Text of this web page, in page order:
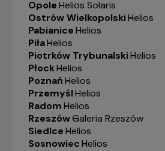
Opole-
Helios Solaris
Ostrów Wielkopolski-
Helios
Pabianice-
Helios
Piła-
Helios
Piotrków Trybunalski-
Helios
Płock-
Helios
Poznań-
Helios
Przemyśl-
Helios
Radom-
Helios
Rzeszów-
Galeria Rzeszów
Siedlce-
Helios
Sosnowiec-
Helios